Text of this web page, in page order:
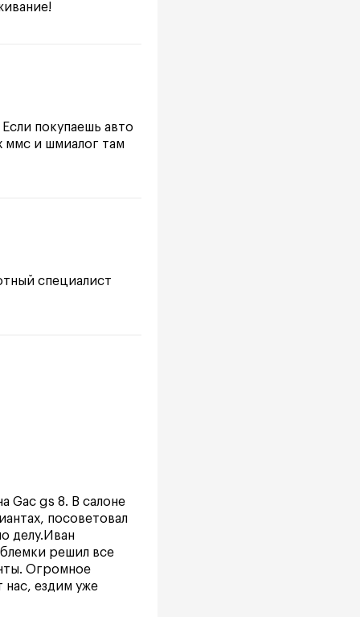
покупаешь авто
ммс и шмиалог там
специалист
Gac gs 8. В салоне
посоветовал
делу.Иван
решил все
Огромное
нас, ездим уже